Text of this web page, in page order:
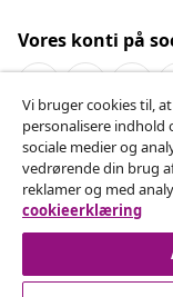
Vores konti på
Fortryd køb
Indsend en
Vi bruger cookies til,
personalisere
sociale medier og
vedrørende din brug
reklamer og med
cookieerklæring